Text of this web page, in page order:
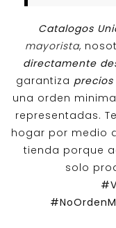
Catalogos
mayorista,
directamente
garantiza
una orden
representadas.
hogar por medio
tienda porque
solo